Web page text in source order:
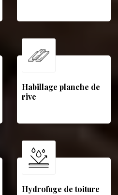
Habillage planche de
rive
Hydrofuge de toiture